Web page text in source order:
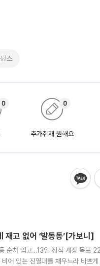
스
0
추가취재 원해요
0
고 없어 ‘발동동’[가보니]
순차 입고…13일 정식 개장 목표
어 있는 진열대를 채우느라 바쁘